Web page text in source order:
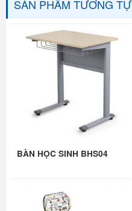
SẢN PHẨM TƯƠNG TỰ
BÀN HỌC SINH BHS04